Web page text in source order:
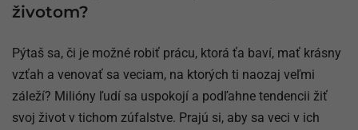
životom?
Pýtaš sa, či je možné robiť prácu, ktorá ťa baví, mať krásny
vzťah a venovať sa veciam, na ktorých ti naozaj veľmi
záleží? Milióny ľudí sa uspokojí a podľahne tendencii žiť
svoj život v tichom zúfalstve. Prajú si, aby sa veci v ich